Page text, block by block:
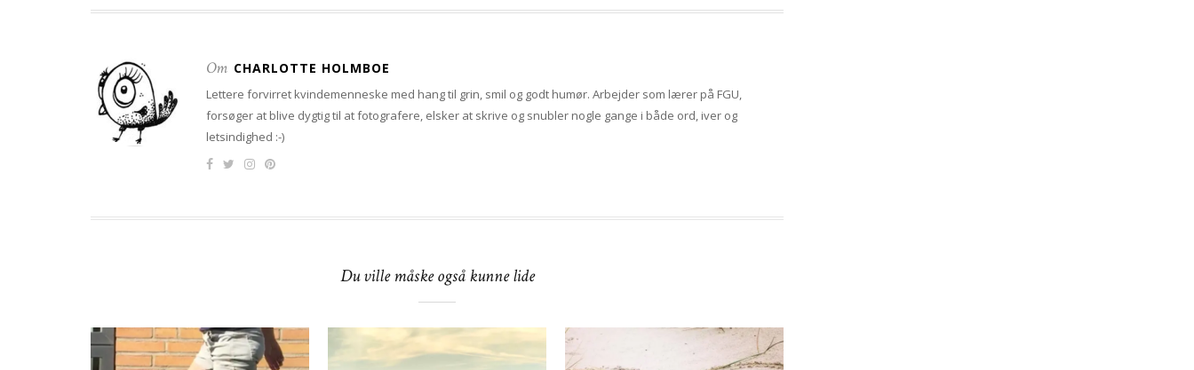
Om CHARLOTTE HOLMBOE
Lettere forvirret kvindemenneske med hang til grin, smil og godt humør. Arbejder som lærer på FGU,
forsøger at blive dygtig til at fotografere, elsker at skrive og snubler nogle gange i både ord, iver og
letsindighed :-)
Du ville måske også kunne lide